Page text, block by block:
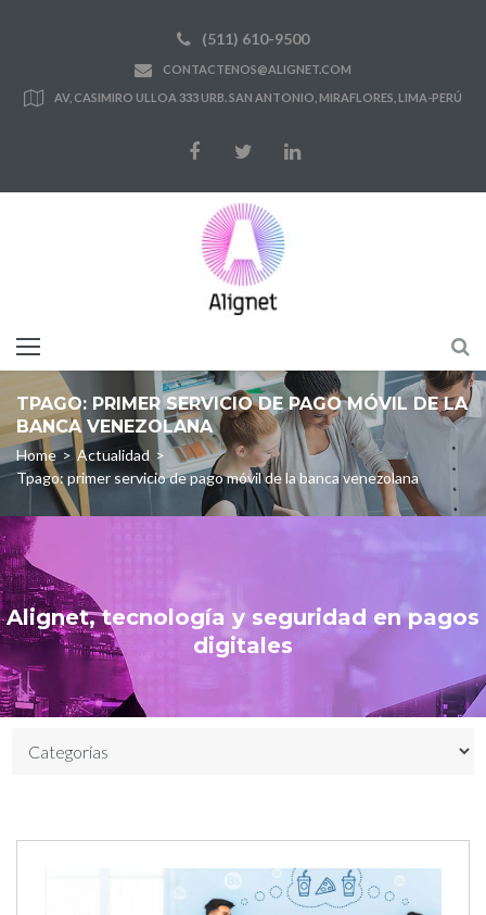
(511) 610-9500
CONTACTENOS@ALIGNET.COM
AV, CASIMIRO ULLOA 333 URB. SAN ANTONIO, MIRAFLORES, LIMA-PERÚ
TPAGO: PRIMER SERVICIO DE PAGO MÓVIL DE LA
BANCA VENEZOLANA
Home > Actualidad >
Tpago: primer servicio de pago móvil de la banca venezolana
Alignet, tecnología y seguridad en pagos
digitales